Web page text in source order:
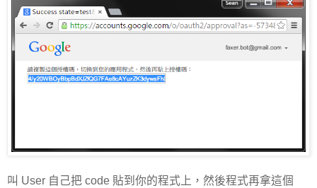
叫 User 自己把 code 貼到你的程式上，然後程式再拿這個